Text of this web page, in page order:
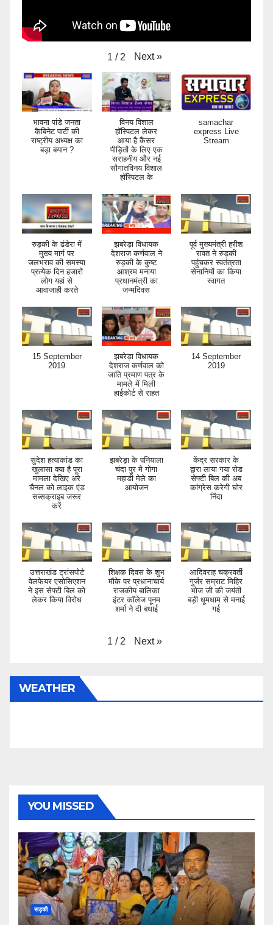
1 / 2 Next »
भावना पांडे जनता
कैबिनेट पार्टी की
राष्ट्रीय अध्यक्ष का
बड़ा बयान ?
विनय विशाल
हॉस्पिटल लेकर
आया है कैंसर
पीड़ितों के लिए एक
सराहनीय और नई
सौगातविनय विशाल
हॉस्पिटल के
samachar
express Live
Stream
रुड़की के ढंडेरा में
मुख्य मार्ग पर
जलभराव की समस्या
प्रत्येक दिन हजारों
लोग यहां से
आवाजाही करते
झबरेड़ा विधायक
देशराज कर्णवाल ने
रुड़की के कुष्ट
आश्रम मनाया
प्रधानमंत्री का
जन्मदिवस
पूर्व मुख्यमंत्री हरीश
रावत ने रुड़की
पहुंचकर स्वतंत्रता
सेनानियों का किया
स्वागत
15 September
2019
झबरेड़ा विधायक
देशराज कर्णवाल को
जाति प्रमाण पत्र के
मामले में मिली
हाईकोर्ट से राहत
14 September
2019
सुदेश हत्याकांड का
खुलासा क्या है पूरा
मामला देखिए अरे
चैनल को लाइक एंड
सब्सक्राइब जरूर
करें
झबरेड़ा के पनियाला
चंदा पुर मे गोगा
महाडी मेले का
आयोजन
केंद्र सरकार के
द्वारा लाया गया रोड
सेफ्टी बिल की अब
कांग्रेस करेगी घोर
निंदा
उत्तराखंड ट्रांसपोर्ट
वेलफेयर एसोसिएशन
ने इस सेफ्टी बिल को
लेकर किया विरोध
शिक्षक दिवस के शुभ
मौके पर प्रधानाचार्य
राजकीय बालिका
इंटर कॉलेज पूनम
शर्मा ने दी बधाई
आदिवराह चक्रवर्ती
गुर्जर सम्राट मिहिर
भोज जी की जयंती
बड़ी धूमधाम से मनाई
गई
1 / 2 Next »
WEATHER
YOU MISSED
रूड़की